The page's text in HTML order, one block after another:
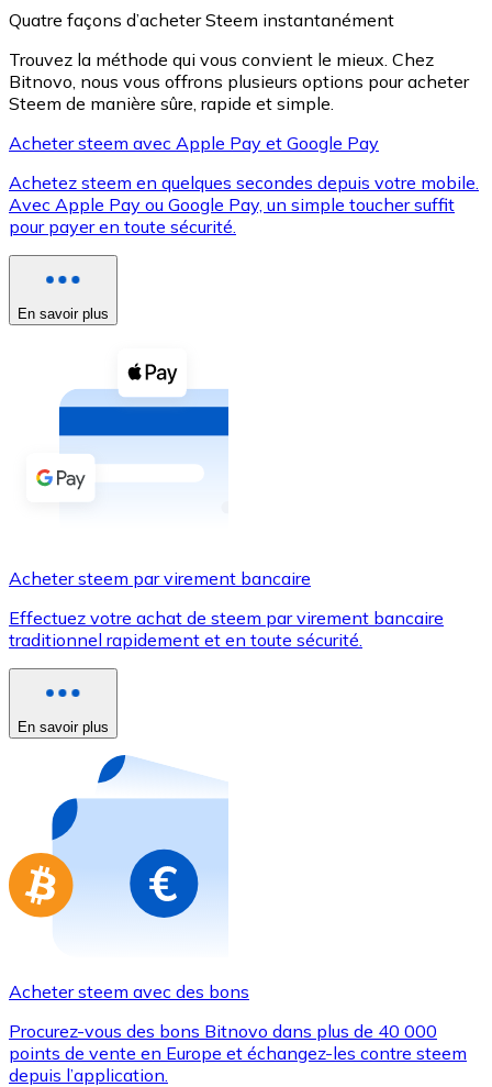
XRP
XRP
Voir toutes
Coupons crypto
Achetez des cryptomonnaies en espèces et d'autres
Acheter avec espèces
Virement SEPA
Utilisez les cartes Visa et Mastercard pour acheter
Acheter avec carte
Nouveau
Achetez des cartes-cadeaux de vos marques
Aller à la boutique de cartes-cadeaux
Quatre façons d’acheter Steem instantanément
Trouvez la méthode qui vous convient le mieux. Chez
Bitnovo, nous vous offrons plusieurs options pour acheter
Steem de manière sûre, rapide et simple.
Acheter steem avec Apple Pay et Google Pay
Achetez steem en quelques secondes depuis votre mobile.
Avec Apple Pay ou Google Pay, un simple toucher suffit
pour payer en toute sécurité.
En savoir plus
Acheter steem par virement bancaire
Effectuez votre achat de steem par virement bancaire
traditionnel rapidement et en toute sécurité.
En savoir plus
Acheter steem avec des bons
Procurez-vous des bons Bitnovo dans plus de 40 000
points de vente en Europe et échangez-les contre steem
depuis l’application.